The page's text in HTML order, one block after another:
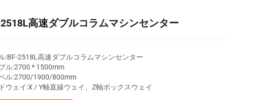
高速ダブルコラムマシンセンター
:BF-2518L高速ダブルコラムマシンセンター
ル:2700 * 1500mm
ル:2700/1900/800mm
ウェイ:X / Y軸直線ウェイ、Z軸ボックスウェイ